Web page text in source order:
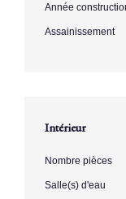
Année
Assainissement
Intérieur
Nombre pièces
Salle(s) d'eau